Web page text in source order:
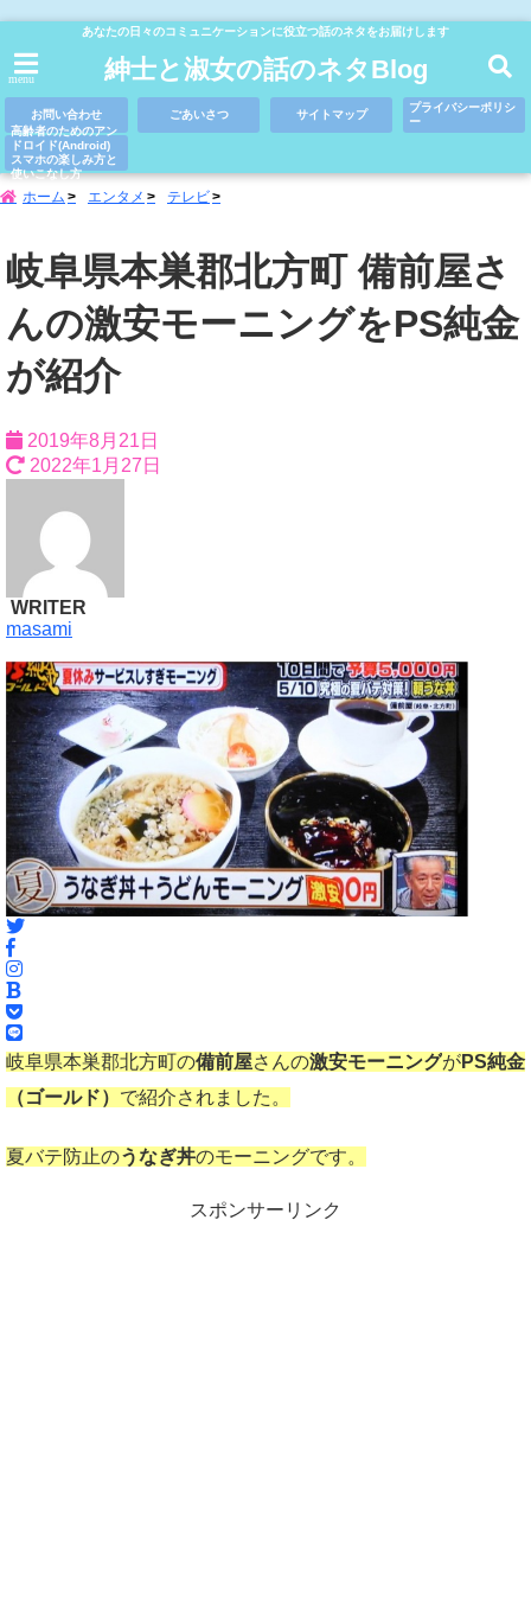
あなたの日々のコミュニケーションに役立つ話のネタをお届けします
menu 紳士と淑女の話のネタBlog
お問い合わせ ごあいさつ サイトマップ
プライバシーポリシ
ー
高齢者のためのアン
ドロイド(Android)
スマホの楽しみ方と
使いこなし方
ホーム エンタメ テレビ
岐阜県本巣郡北方町 備前屋さ
んの激安モーニングをPS純金
が紹介
2019年8月21日
2022年1月27日
WRITER
masami
岐阜県本巣郡北方町の備前屋さんの激安モーニングがPS純金
（ゴールド） で紹介されました。
夏バテ防止のうなぎ丼のモーニングです。
スポンサーリンク